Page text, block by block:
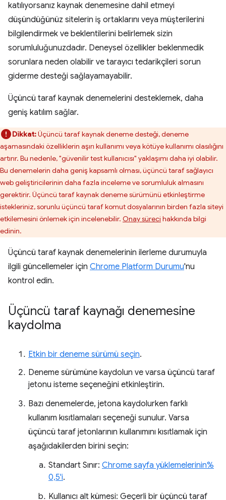
katılıyorsanız kaynak denemesine dahil etmeyi
düşündüğünüz sitelerin iş ortaklarını veya müşterilerini
bilgilendirmek ve beklentilerini belirlemek sizin
sorumluluğunuzdadır. Deneysel özellikler beklenmedik
sorunlara neden olabilir ve tarayıcı tedarikçileri sorun
giderme desteği sağlayamayabilir.
Üçüncü taraf kaynak denemelerini desteklemek, daha
geniş katılım sağlar.
Dikkat:Üçüncü taraf kaynak deneme desteği, deneme
aşamasındaki özelliklerin aşırı kullanımı veya kötüye kullanımı olasılığını
artırır. Bu nedenle, "güvenilir test kullanıcısı" yaklaşımı daha iyi olabilir.
Bu denemelerin daha geniş kapsamlı olması, üçüncü taraf sağlayıcı
web geliştiricilerinin daha fazla inceleme ve sorumluluk almasını
gerektirir. Üçüncü taraf kaynak deneme sürümünü etkinleştirme
istekleriniz, sorunlu üçüncü taraf komut dosyalarının birden fazla siteyi
etkilemesini önlemek için incelenebilir. Onay süreci hakkında bilgi
edinin.
Üçüncü taraf kaynak denemelerinin ilerleme durumuyla
ilgili güncellemeler için Chrome Platform Durumu'nu
kontrol edin.
Üçüncü taraf kaynağı denemesine
kaydolma
Etkin bir deneme sürümü seçin.
Deneme sürümüne kaydolun ve varsa üçüncü taraf
jetonu isteme seçeneğini etkinleştirin.
Bazı denemelerde, jetona kaydolurken farklı
kullanım kısıtlamaları seçeneği sunulur. Varsa
üçüncü taraf jetonlarının kullanımını kısıtlamak için
aşağıdakilerden birini seçin:
Standart Sınır: Chrome sayfa yüklemelerinin%
0,5'i.
Kullanıcı alt kümesi: Geçerli bir üçüncü taraf